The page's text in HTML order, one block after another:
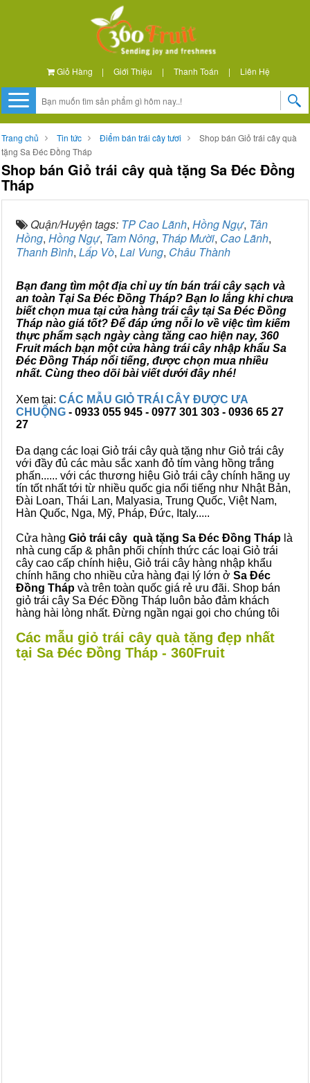
Giỏ Hàng | Giới Thiệu | Thanh Toán | Liên Hệ
Trang chủ Tin tức Điểm bán trái cây tươi
Shop bán Giỏ trái cây quà
tặng Sa Đéc Đồng Tháp
Shop bán Giỏ trái cây quà tặng Sa Đéc Đồng
Tháp
Quận/Huyện tags: TP Cao Lãnh, Hồng Ngự, Tân
Hồng, Hồng Ngự, Tam Nông, Tháp Mười, Cao Lãnh,
Thanh Bình, Lấp Vò, Lai Vung, Châu Thành
Bạn đang tìm một địa chỉ uy tín bán trái cây sạch và
an toàn Tại Sa Đéc Đồng Tháp? Bạn lo lắng khi chưa
biết chọn mua tại cửa hàng trái cây tại Sa Đéc Đồng
Tháp nào giá tốt? Để đáp ứng nỗi lo về việc tìm kiếm
thực phẩm sạch ngày càng tăng cao hiện nay, 360
Fruit mách bạn một cửa hàng trái cây nhập khẩu Sa
Đéc Đồng Tháp nổi tiếng, được chọn mua nhiều
nhất. Cùng theo dõi bài viết dưới đây nhé!
Xem tại: CÁC MẪU GIỎ TRÁI CÂY ĐƯỢC ƯA
CHUỘNG - 0933 055 945 - 0977 301 303 - 0936 65 27
27
Đa dạng các loại Giỏ trái cây quà tặng như Giỏ trái cây
với đầy đủ các màu sắc xanh đỏ tím vàng hồng trắng
phấn...... với các thương hiệu Giỏ trái cây chính hãng uy
tín tốt nhất tới từ nhiều quốc gia nổi tiếng như Nhật Bản,
Đài Loan, Thái Lan, Malyasia, Trung Quốc, Việt Nam,
Hàn Quốc, Nga, Mỹ, Pháp, Đức, Italy.....
Cửa hàng Giỏ trái cây quà tặng Sa Đéc Đồng Tháp là
nhà cung cấp & phân phối chính thức các loại Giỏ trái
cây cao cấp chính hiệu, Giỏ trái cây hàng nhập khẩu
chính hãng cho nhiều cửa hàng đại lý lớn ở Sa Đéc
Đồng Tháp và trên toàn quốc giá rẻ ưu đãi. Shop bán
giỏ trái cây Sa Đéc Đồng Tháp luôn bảo đảm khách
hàng hài lòng nhất. Đừng ngần ngại gọi cho chúng tôi
Các mẫu giỏ trái cây quà tặng đẹp nhất
tại Sa Đéc Đồng Tháp - 360Fruit